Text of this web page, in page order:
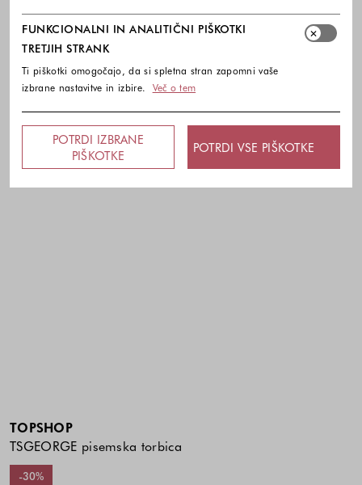
TOPSHOP
TSGEORGE pisemska torbica
-30%
FUNKCIONALNI IN ANALITIČNI PIŠKOTKI
TRETJIH STRANK
Ti piškotki omogočajo, da si spletna stran zapomni vaše
izbrane nastavitve in izbire.
Več o tem
POTRDI IZBRANE
PIŠKOTKE
POTRDI VSE PIŠKOTKE